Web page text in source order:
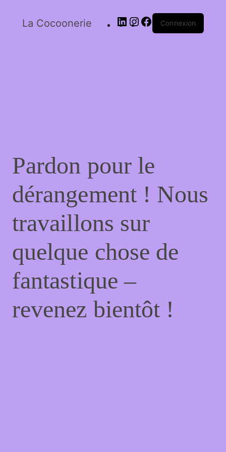
La Cocoonerie Connexion
Pardon pour le
dérangement ! Nous
travaillons sur
quelque chose de
fantastique –
revenez bientôt !